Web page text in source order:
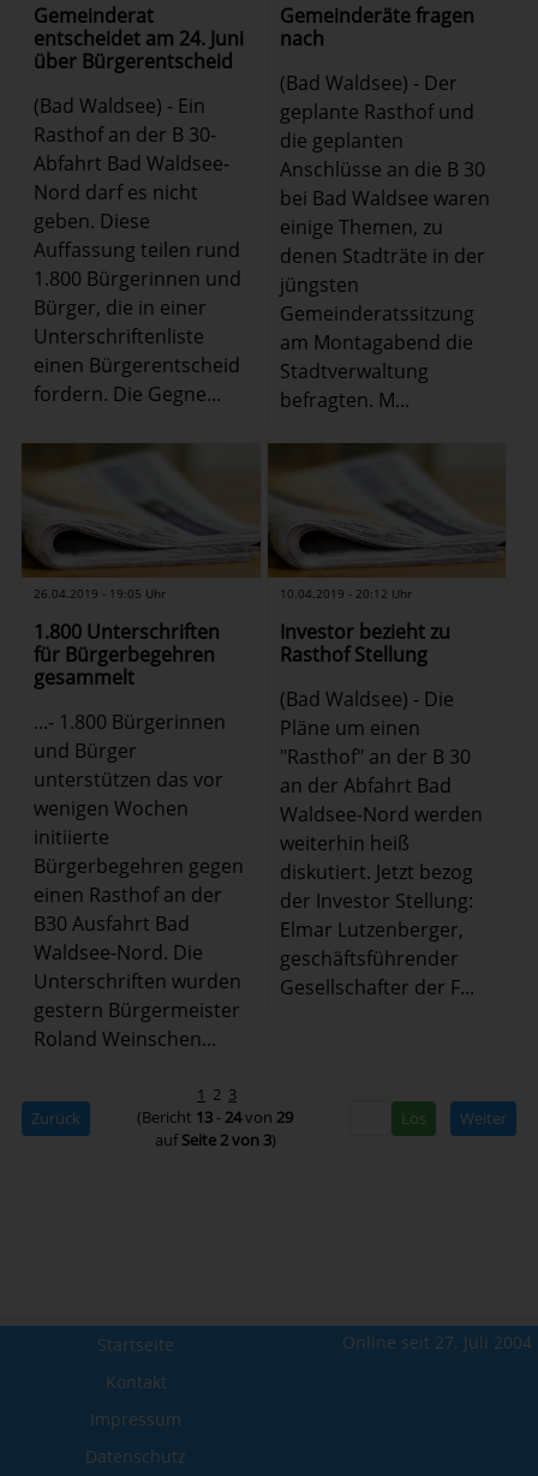
Gemeinderat
entscheidet am 24. Juni
über Bürgerentscheid
(Bad Waldsee) - Ein
Rasthof an der B 30-
Abfahrt Bad Waldsee-
Nord darf es nicht
geben. Diese
Auffassung teilen rund
1.800 Bürgerinnen und
Bürger, die in einer
Unterschriftenliste
einen Bürgerentscheid
fordern. Die Gegne...
Gemeinderäte fragen
nach
(Bad Waldsee) - Der
geplante Rasthof und
die geplanten
Anschlüsse an die B 30
bei Bad Waldsee waren
einige Themen, zu
denen Stadträte in der
jüngsten
Gemeinderatssitzung
am Montagabend die
Stadtverwaltung
befragten. M...
26.04.2019 - 19:05 Uhr
1.800 Unterschriften
für Bürgerbegehren
gesammelt
...- 1.800 Bürgerinnen
und Bürger
unterstützen das vor
wenigen Wochen
initiierte
Bürgerbegehren gegen
einen Rasthof an der
B30 Ausfahrt Bad
Waldsee-Nord. Die
Unterschriften wurden
gestern Bürgermeister
Roland Weinschen...
10.04.2019 - 20:12 Uhr
Investor bezieht zu
Rasthof Stellung
(Bad Waldsee) - Die
Pläne um einen
"Rasthof" an der B 30
an der Abfahrt Bad
Waldsee-Nord werden
weiterhin heiß
diskutiert. Jetzt bezog
der Investor Stellung:
Elmar Lutzenberger,
geschäftsführender
Gesellschafter der F...
Zurück
1 2 3
(Bericht 13 - 24von 29
aufSeite 2 von 3)
Weiter
Online seit 27. Juli 2004
Startseite
Kontakt
Impressum
Datenschutz